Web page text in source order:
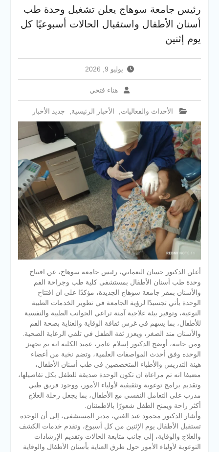
الإلكتروني للقبول بالجامعات
2026
رئيس جامعة سوهاج يعلن تشغيل وحدة طب
أسنان الأطفال واستقبال الحالات أسبوعيًا كل
يوم إثنين
يوليو 9, 2026
هناء فتحي
الأحداث والفعاليات الأخبار الرئيسية جديد الأخبار
أعلن الدكتور حسان النعماني، رئيس جامعة سوهاج، عن افتتاح
وحدة طب أسنان الأطفال بمستشفى كلية طب وجراحة الفم
والأسنان بمقر جامعة سوهاج الجديدة، مؤكدًا على ان افتتاح
الوحدة يأتي تجسيدًا لرؤية الجامعة في تطوير الخدمات الطبية
النوعية، وتوفير بيئة علاجية آمنة تراعي الجوانب الطبية والنفسية
للأطفال، بما يسهم في غرس ثقافة الوقاية والعناية بصحة الفم
والأسنان منذ الصغر، ويعزز ثقة الطفل في تلقي الرعاية الصحية.
ومن جانبه، أوضح الدكتور إسلام عامر، عميد الكلية انه تم تجهيز
الوحده وفق أحدث المواصفات العلمية، وتضم نخبة من أعضاء
هيئة التدريس والأطباء المتخصصين في طب أسنان الأطفال،
مضيفا انه تم مراعاة ان تكون الوحدة صديقة للطفل بكل تفاصيلها،
وتقديم برامج توعوية وتثقيفية لأولياء الأمور، ووجود فريق طبي
مدرب على التعامل النفسي مع الأطفال، بما يجعل رحلة العلاج
أكثر راحة ويمنح الطفل شعورًا بالاطمئنان.
وأشار الدكتور محمود عبد الغني، مدير المستشفى، إلى أن الوحدة
تستقبل الأطفال يوم الإثنين من كل أسبوع، وتقدم خدمات الكشف
والعلاج والوقاية، إلى جانب متابعة الحالات وتقديم الإرشادات
التوعوية لأولياء الأمور حول طرق العناية بأسنان الأطفال والوقاية